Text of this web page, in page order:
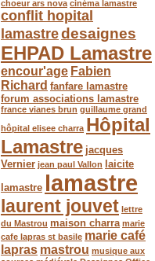
choeur ars nova cinéma lamastre
conflit hopital
lamastredesaignes
EHPAD Lamastre
encour'age Fabien
Richard fanfare lamastre
forum associations lamastre
france vianes brun guillaume grand
hôpital elisee charra Hôpital
Lamastre jacques
Vernier jean paul Vallon
laicite
lamastre lamastre
laurent jouvet lettre
du Mastrou maison charra marie
cafe lapras st basile marie café
lapras mastrou musique aux